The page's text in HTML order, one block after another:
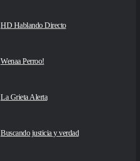
HD Hablando Directo
Wenaa Perroo!
La Grieta Alerta
Buscando justicia y verdad